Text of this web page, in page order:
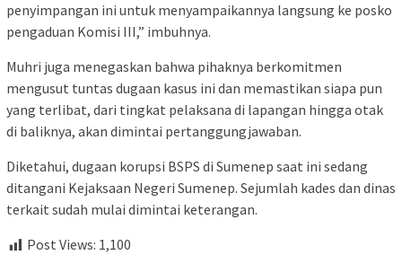
penyimpangan ini untuk menyampaikannya langsung ke posko
pengaduan Komisi III,” imbuhnya.
Muhri juga menegaskan bahwa pihaknya berkomitmen
mengusut tuntas dugaan kasus ini dan memastikan siapa pun
yang terlibat, dari tingkat pelaksana di lapangan hingga otak
di baliknya, akan dimintai pertanggungjawaban.
Diketahui, dugaan korupsi BSPS di Sumenep saat ini sedang
ditangani Kejaksaan Negeri Sumenep. Sejumlah kades dan dinas
terkait sudah mulai dimintai keterangan.
Post Views: 1,100